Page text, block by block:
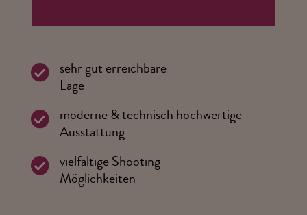
sehr gut erreichbare
Lage
moderne & technisch hochwertige
Ausstattung
vielfältige Shooting
Möglichkeiten